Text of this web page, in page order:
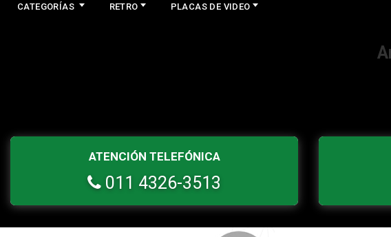
CATEGORÍAS RETRO PLACAS DE VIDEO
ATENCIÓN TELEFÓNICA
011 4326-3513